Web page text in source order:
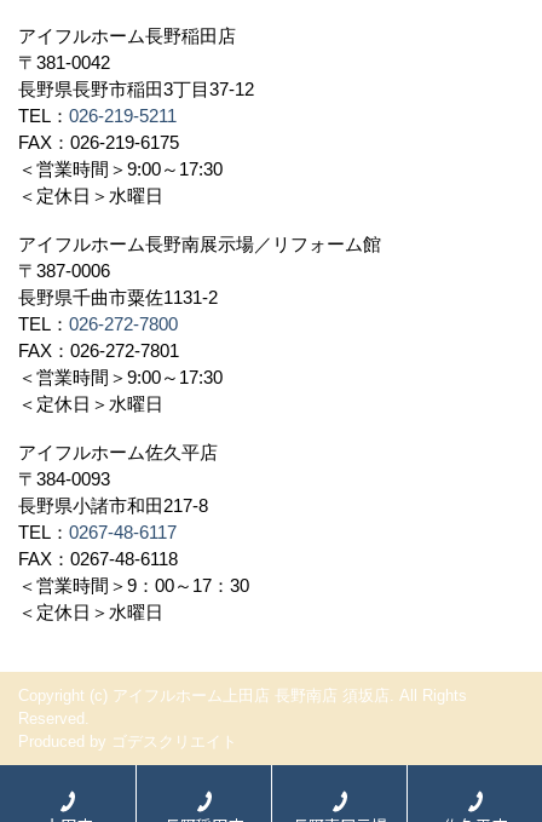
アイフルホーム長野稲田店
〒381-0042
長野県長野市稲田3丁目37-12
TEL： 026-219-5211
FAX：026-219-6175
＜営業時間＞9:00～17:30
＜定休日＞水曜日
アイフルホーム長野南展示場／リフォーム館
〒387-0006
長野県千曲市粟佐1131-2
TEL： 026-272-7800
FAX：026-272-7801
＜営業時間＞9:00～17:30
＜定休日＞水曜日
アイフルホーム佐久平店
〒384-0093
長野県小諸市和田217-8
TEL： 0267-48-6117
FAX：0267-48-6118
＜営業時間＞9：00～17：30
＜定休日＞水曜日
Copyright (c) アイフルホーム上田店 長野南店 須坂店. All Rights
Reserved.
Produced by ゴデスクリエイト